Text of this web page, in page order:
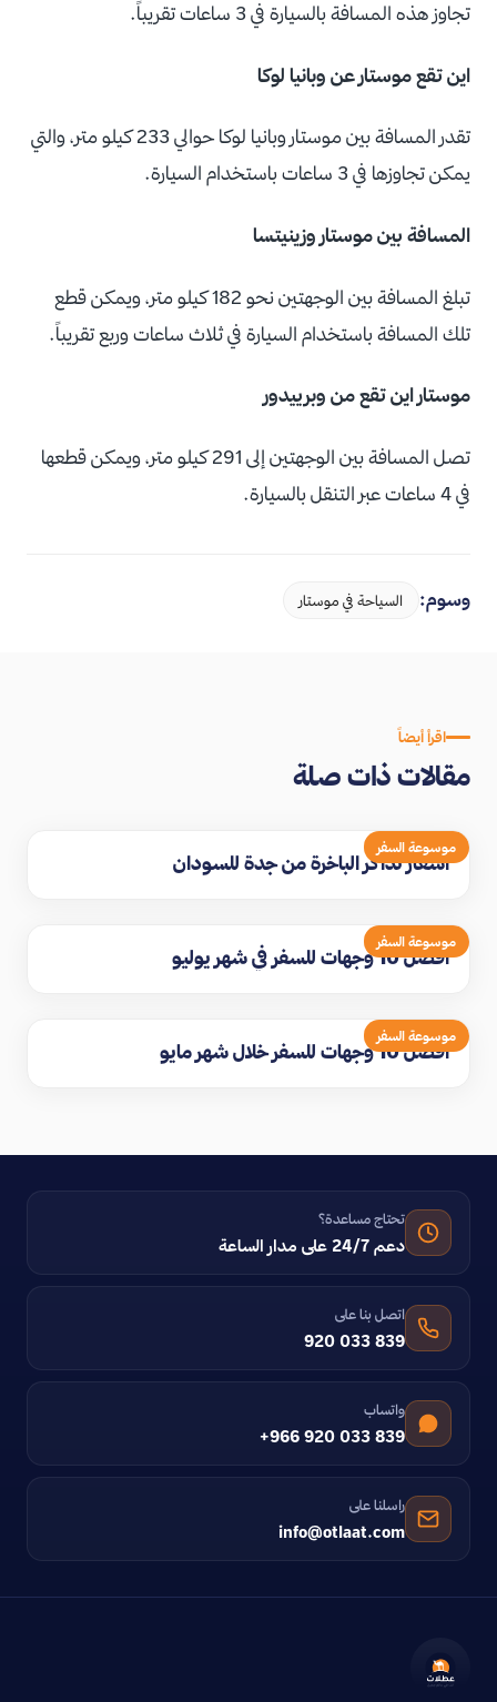
تجاوز هذه المسافة بالسيارة في 3 ساعات تقريباً.
اين تقع موستار عن وبانيا لوكا
تقدر المسافة بين موستار وبانيا لوكا حوالي 233 كيلو متر، والتي
يمكن تجاوزها في 3 ساعات باستخدام السيارة.
المسافة بين موستار وزينيتسا
تبلغ المسافة بين الوجهتين نحو 182 كيلو متر، ويمكن قطع
تلك المسافة باستخدام السيارة في ثلاث ساعات وربع تقريباً.
موستار اين تقع من وبرييدور
تصل المسافة بين الوجهتين إلى 291 كيلو متر، ويمكن قطعها
في 4 ساعات عبر التنقل بالسيارة.
وسوم: السياحة في موستار
اقرأ أيضاً
مقالات ذات صلة
موسوعة السفر
اسعار تذاكر الباخرة من جدة للسودان
موسوعة السفر
افضل 10 وجهات للسفر في شهر يوليو
موسوعة السفر
افضل 10 وجهات للسفر خلال شهر مايو
تحتاج مساعدة؟
دعم 24/7 على مدار الساعة
اتصل بنا على
920 033 839
واتساب
+966 920 033 839
راسلنا على
info@otlaat.com